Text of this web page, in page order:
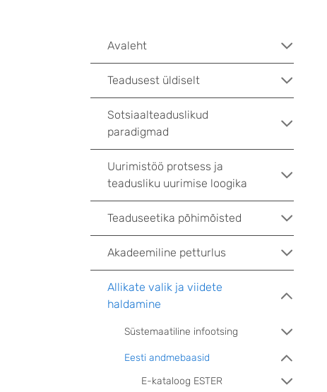
Avaleht
Teadusest üldiselt
Sotsiaalteaduslikud
paradigmad
Uurimistöö protsess ja
teadusliku uurimise loogika
Teaduseetika põhimõisted
Akadeemiline petturlus
Allikate valik ja viidete
haldamine
Süstemaatiline infootsing
Eesti andmebaasid
E-kataloog ESTER